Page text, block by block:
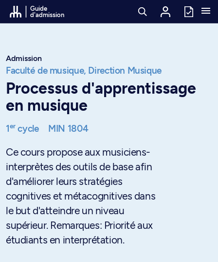
Passer au contenu
Guide
d'admission
Admission
Faculté de musique, Direction Musique
Processus d'apprentissage
en musique
1ercycle MIN 1804
Ce cours propose aux musiciens-
interprètes des outils de base afin
d'améliorer leurs stratégies
cognitives et métacognitives dans
le but d'atteindre un niveau
supérieur. Remarques: Priorité aux
étudiants en interprétation.